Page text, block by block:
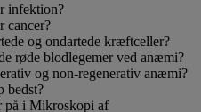
infektion?
cancer?
og ondartede kræftceller?
røde blodlegemer ved anæmi?
og non-regenerativ anæmi?
bedst?
på i Mikroskopi af